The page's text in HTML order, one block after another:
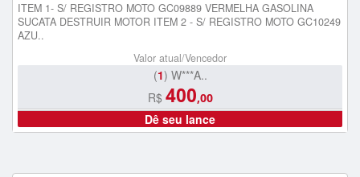
ITEM 1- S/ REGISTRO MOTO GC09889 VERMELHA GASOLINA
SUCATA DESTRUIR MOTOR ITEM 2 - S/ REGISTRO MOTO GC10249
AZU..
Valor atual/Vencedor
(1) W***A..
R$ 400,00
Dê seu lance